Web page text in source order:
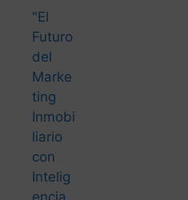
ting
Inmobi
liario
con
Intelig
encia
Artifici
Cómo
Usar